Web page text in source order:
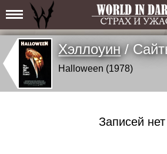
Хэллоуин/
Halloween (1978)
Записей нет